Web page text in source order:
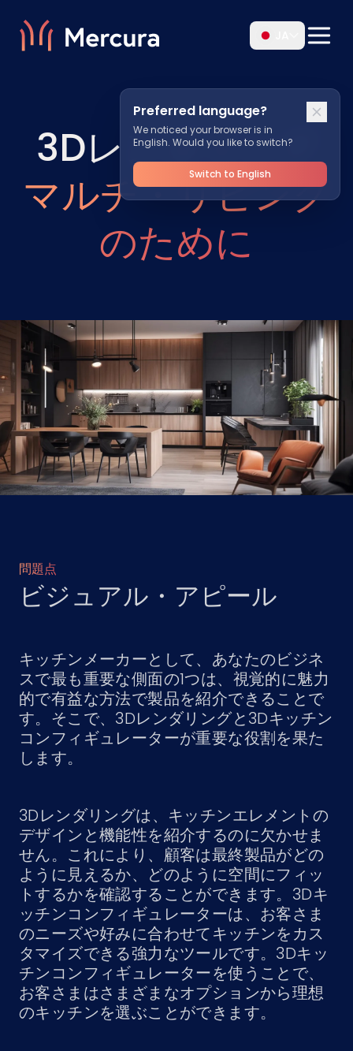
Preferred language?
We noticed your browser is in
English. Would you like to switch?
Switch to English
3Dレンダリング
マルチ・リビング
のために
問題点
ビジュアル・アピール
キッチンメーカーとして、あなたのビジネ
スで最も重要な側面の1つは、視覚的に魅力
的で有益な方法で製品を紹介できることで
す。そこで、3Dレンダリングと3Dキッチン
コンフィギュレーターが重要な役割を果た
します。
3Dレンダリングは、キッチンエレメントの
デザインと機能性を紹介するのに欠かせま
せん。これにより、顧客は最終製品がどの
ように見えるか、どのように空間にフィッ
トするかを確認することができます。3Dキ
ッチンコンフィギュレーターは、お客さま
のニーズや好みに合わせてキッチンをカス
タマイズできる強力なツールです。3Dキッ
チンコンフィギュレーターを使うことで、
お客さまはさまざまなオプションから理想
のキッチンを選ぶことができます。